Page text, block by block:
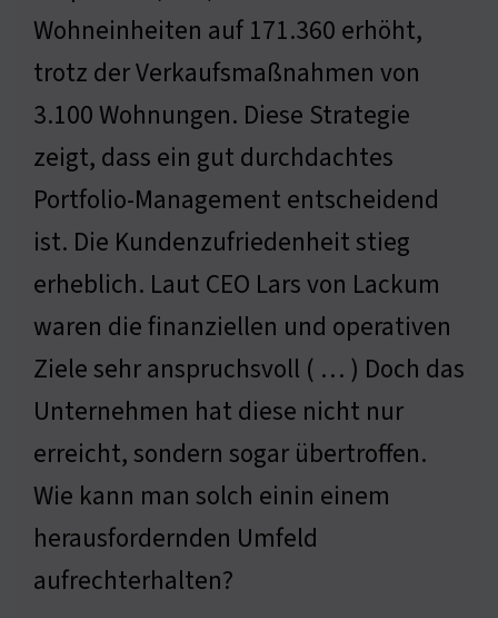
Wohneinheiten auf 171.360 erhöht,
trotz der Verkaufsmaßnahmen von
3.100 Wohnungen. Diese Strategie
zeigt, dass ein gut durchdachtes
Portfolio-Management entscheidend
ist. Die Kundenzufriedenheit stieg
erheblich. Laut CEO Lars von Lackum
waren die finanziellen und operativen
Ziele sehr anspruchsvoll ( … ) Doch das
Unternehmen hat diese nicht nur
erreicht, sondern sogar übertroffen.
Wie kann man solch einin einem
herausfordernden Umfeld
aufrechterhalten?